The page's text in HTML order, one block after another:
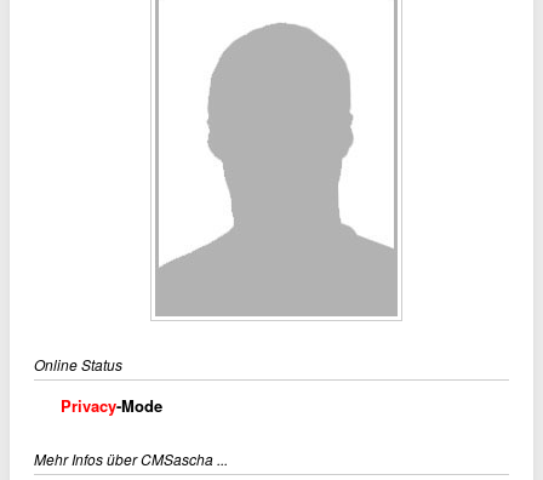
Online Status
Privacy-Mode
Mehr Infos über CMSascha ...